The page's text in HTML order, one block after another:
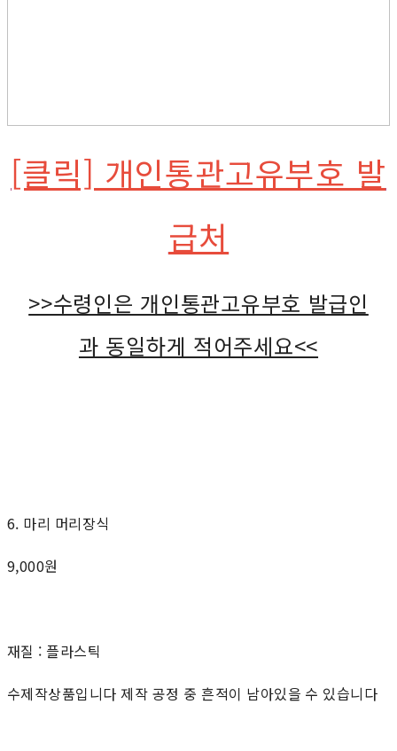
[클릭] 개인통관고유부호 발
급처
>>수령인은 개인통관고유부호 발급인
과 동일하게 적어주세요<<
6. 마리 머리장식
9,000원
재질 : 플라스틱
수제작상품입니다 제작 공정 중 흔적이 남아있을 수 있습니다